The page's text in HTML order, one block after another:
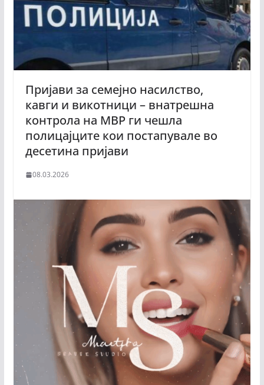
Пријави за семејно насилство,
кавги и викотници – внатрешна
контрола на МВР ги чешла
полицајците кои постапувале во
десетина пријави
08.03.2026